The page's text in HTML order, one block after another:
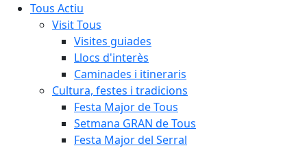
Tous Actiu
Visit Tous
Visites guiades
Llocs d'interès
Caminades i itineraris
Cultura, festes i tradicions
Festa Major de Tous
Setmana GRAN de Tous
Festa Major del Serral